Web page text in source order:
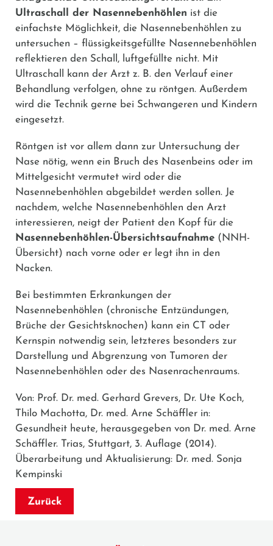
Ultraschall der Nasennebenhöhlen ist die
einfachste Möglichkeit, die Nasennebenhöhlen zu
untersuchen – flüssigkeitsgefüllte Nasennebenhöhlen
reflektieren den Schall, luftgefüllte nicht. Mit
Ultraschall kann der Arzt z. B. den Verlauf einer
Behandlung verfolgen, ohne zu röntgen. Außerdem
wird die Technik gerne bei Schwangeren und Kindern
eingesetzt.
Röntgen ist vor allem dann zur Untersuchung der
Nase nötig, wenn ein Bruch des Nasenbeins oder im
Mittelgesicht vermutet wird oder die
Nasennebenhöhlen abgebildet werden sollen. Je
nachdem, welche Nasennebenhöhlen den Arzt
interessieren, neigt der Patient den Kopf für die
Nasennebenhöhlen-Übersichtsaufnahme (NNH-
Übersicht) nach vorne oder er legt ihn in den
Nacken.
Bei bestimmten Erkrankungen der
Nasennebenhöhlen (chronische Entzündungen,
Brüche der Gesichtsknochen) kann ein CT oder
Kernspin notwendig sein, letzteres besonders zur
Darstellung und Abgrenzung von Tumoren der
Nasennebenhöhlen oder des Nasenrachenraums.
Von: Prof. Dr. med. Gerhard Grevers, Dr. Ute Koch,
Thilo Machotta, Dr. med. Arne Schäffler in:
Gesundheit heute, herausgegeben von Dr. med. Arne
Schäffler. Trias, Stuttgart, 3. Auflage (2014).
Überarbeitung und Aktualisierung: Dr. med. Sonja
Kempinski
Zurück